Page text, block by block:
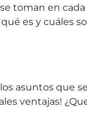
toman en cada
es y cuáles
asuntos que
ventajas!